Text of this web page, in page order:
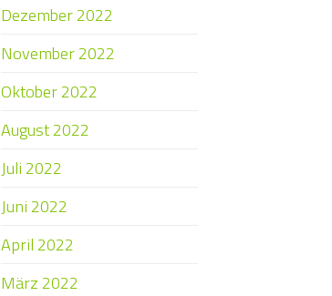
Dezember 2022
November 2022
Oktober 2022
August 2022
Juli 2022
Juni 2022
April 2022
März 2022